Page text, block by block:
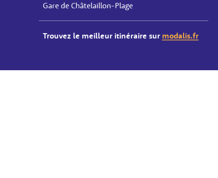
Gare de Châtelaillon-Plage
Trouvez le meilleur itinéraire sur modalis.fr